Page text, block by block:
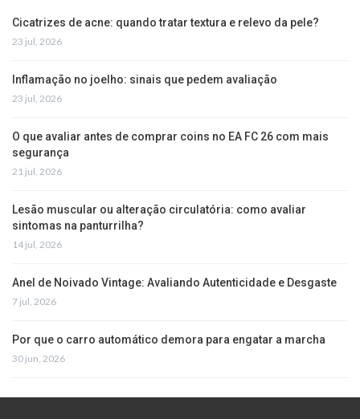
Cicatrizes de acne: quando tratar textura e relevo da pele?
23 jul, 2026
Inflamação no joelho: sinais que pedem avaliação
23 jul, 2026
O que avaliar antes de comprar coins no EA FC 26 com mais
segurança
21 jul, 2026
Lesão muscular ou alteração circulatória: como avaliar
sintomas na panturrilha?
14 jul, 2026
Anel de Noivado Vintage: Avaliando Autenticidade e Desgaste
7 jul, 2026
Por que o carro automático demora para engatar a marcha
30 jun, 2026